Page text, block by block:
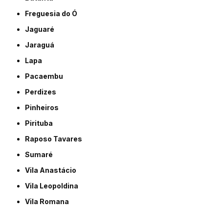
Freguesia do Ó
Jaguaré
Jaraguá
Lapa
Pacaembu
Perdizes
Pinheiros
Pirituba
Raposo Tavares
Sumaré
Vila Anastácio
Vila Leopoldina
Vila Romana